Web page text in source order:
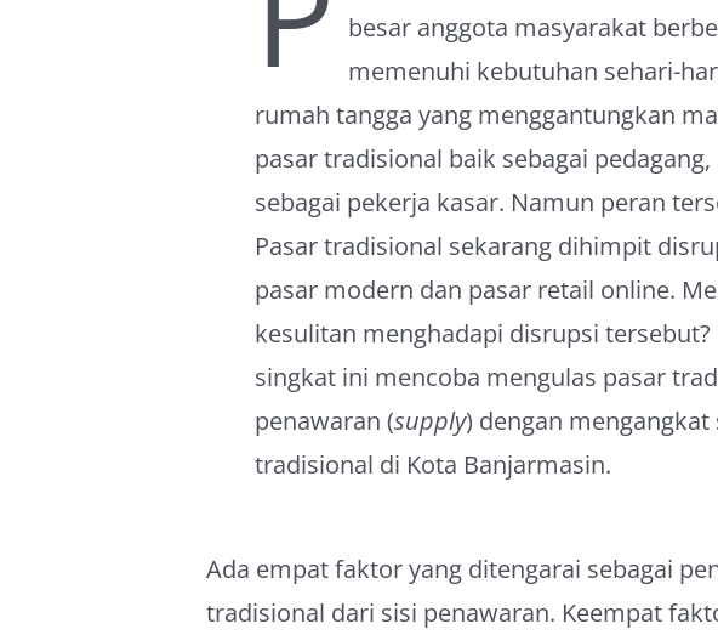
besar anggota masyarakat
memenuhi kebutuhan sehari-
rumah tangga yang menggantungkan
pasar tradisional baik sebagai
sebagai pekerja kasar. Namun peran
Pasar tradisional sekarang dihimpit
pasar modern dan pasar retail online.
kesulitan menghadapi disrupsi
singkat ini mencoba mengulas pasar
penawaran (supply) dengan
tradisional di Kota Banjarmasin.
Ada empat faktor yang ditengarai sebagai
tradisional dari sisi penawaran. Keempat